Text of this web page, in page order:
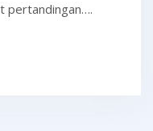
pertandingan….